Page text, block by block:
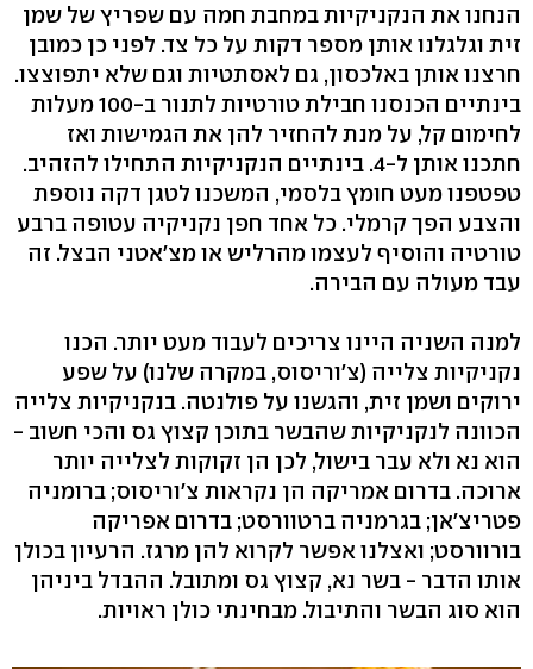
הנחנו את הנקניקיות במחבת חמה עם שפריץ של שמן
זית וגלגלנו אותן מספר דקות על כל צד. לפני כן כמובן
חרצנו אותן באלכסון, גם לאסתטיות וגם שלא יתפוצצו.
בינתיים הכנסנו חבילת טורטיות לתנור ב-100 מעלות
לחימום קל, על מנת להחזיר להן את הגמישות ואז
חתכנו אותן ל-4. בינתיים הנקניקיות התחילו להזהיב.
טפטפנו מעט חומץ בלסמי, המשכנו לטגן דקה נוספת
והצבע הפך קרמלי. כל אחד חפן נקניקיה עטופה ברבע
טורטיה והוסיף לעצמו מהרליש או מצ'אטני הבצל. זה
עבד מעולה עם הבירה.
למנה השניה היינו צריכים לעבוד מעט יותר. הכנו
נקניקיות צלייה (צ'וריסוס, במקרה שלנו) על שפע
ירוקים ושמן זית, והגשנו על פולנטה. בנקניקיות צלייה
הכוונה לנקניקיות שהבשר בתוכן קצוץ גס והכי חשוב -
הוא נא ולא עבר בישול, לכן הן זקוקות לצלייה יותר
ארוכה. בדרום אמריקה הן נקראות צ'וריסוס; ברומניה
פטריצ'אן; בגרמניה ברטוורסט; בדרום אפריקה
בורוורסט; ואצלנו אפשר לקרוא להן מרגז. הרעיון בכולן
אותו הדבר - בשר נא, קצוץ גס ומתובל. ההבדל ביניהן
הוא סוג הבשר והתיבול. מבחינתי כולן ראויות.